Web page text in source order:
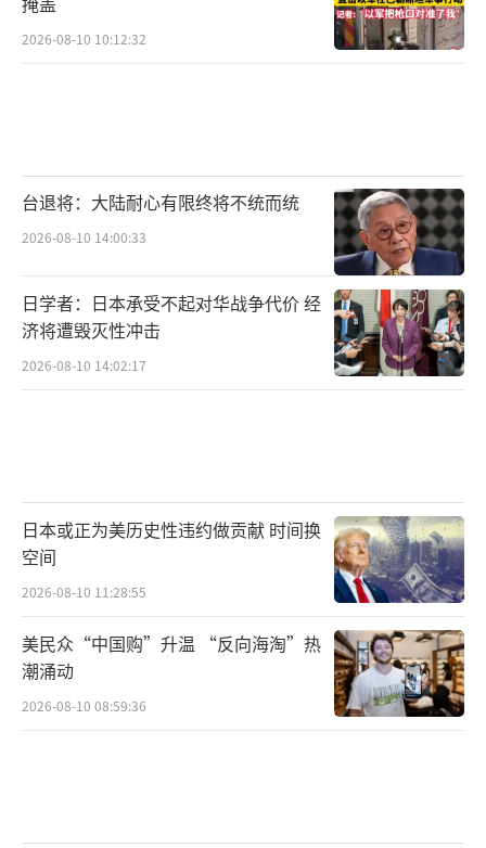
2026-08-10 10:12:32
台退将：大陆耐心有限终将不统而统
2026-08-10 14:00:33
日学者：日本承受不起对华战争代价 经
济将遭毁灭性冲击
2026-08-10 14:02:17
日本或正为美历史性违约做贡献 时间换
空间
2026-08-10 11:28:55
美民众“中国购”升温 “反向海淘”热
潮涌动
2026-08-10 08:59:36